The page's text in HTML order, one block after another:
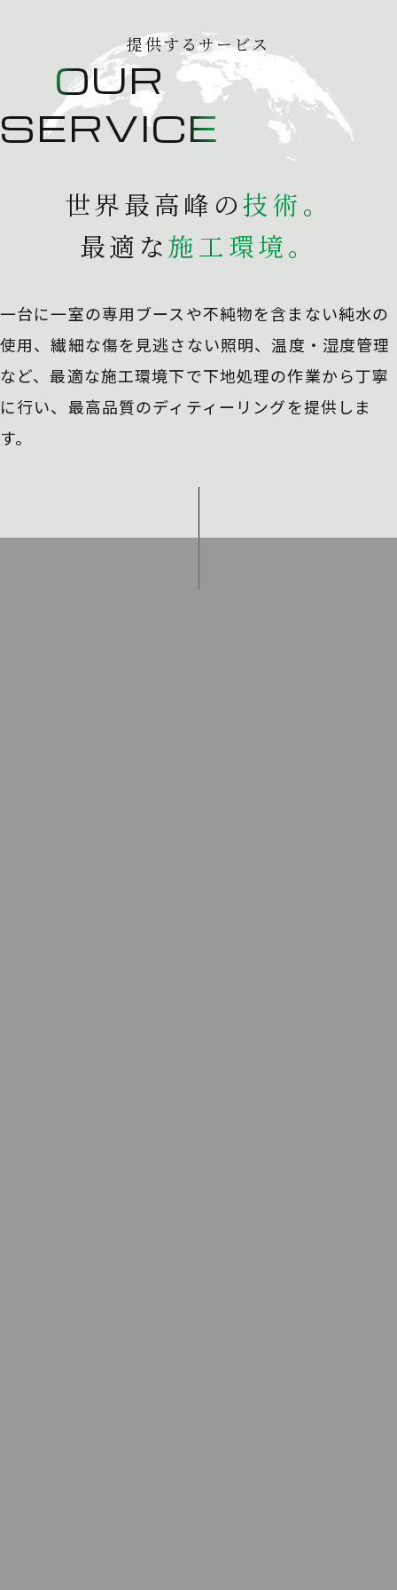
提供するサービス
OUR
SERVICE
世界最高峰の技術。
最適な施 工環境。
一台に一室の専用ブースや不純物を含まない純水の
使用、繊細な傷を見逃さない照明、温度・湿度管理
など、最適な施工環境下で下地処理の作業から丁寧
に行い、 最高品質のディティーリングを提供しま
す。